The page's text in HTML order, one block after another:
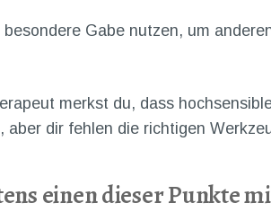
Gabe nutzen, um
merkst du, dass
aber dir fehlen die richtigen
einen dieser Punkte